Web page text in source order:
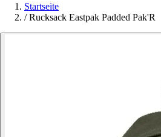
Startseite
/ Rucksack Eastpak Padded Pak'R